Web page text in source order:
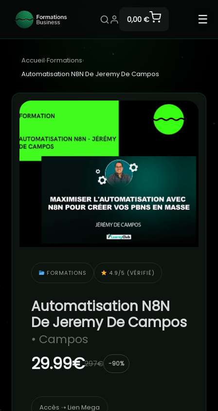
0,00 € ☰
Accueil›Formations›
Automatisation N8N De Jeremy De Campos
FORMATIONS 4.9/5 (VÉRIFIÉ)
Automatisation N8N
De Jeremy De Campos
• Campos
29.99€297€ -90%
Accès ➝ Lien Mega